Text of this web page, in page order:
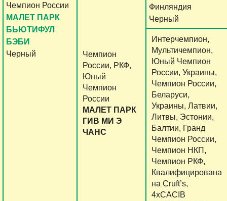
Чемпион России
МАЛЕТ ПАРК
БЬЮТИФУЛ
БЭБИ
Черный
Чемпион
России, РКФ,
Юный
Чемпион
России
МАЛЕТ ПАРК
ГИВ МИ Э
ЧАНС
Финляндия
Черный
Интерчемпион,
Мультичемпион,
Юный Чемпион
России, Украины,
Чемпион России,
Беларуси,
Украины, Латвии,
Литвы, Эстонии,
Балтии, Гранд
Чемпион России,
Чемпион НКП,
Чемпион РКФ,
Квалифицирована
на Cruft’s,
4xCACIB